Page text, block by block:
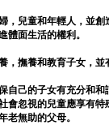
，兒童和年輕人，並
體面生活的權利。
，撫養和教育子女，
自己的子女有充分和和
會忽視的兒童應享有特
老無助的父母。